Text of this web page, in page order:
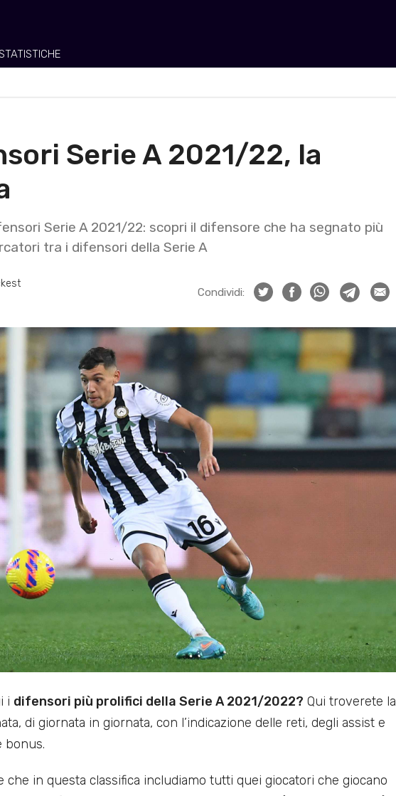
Serie A 2021/22, la
Serie A 2021/22: scopri il difensore che ha segnato più
tra i difensori della Serie A
Condividi:
i difensori più prolifici della Serie A 2021/2022? Qui troverete la
di giornata in giornata, con l’indicazione delle reti, degli assist e
bonus.
che in questa classifica includiamo tutti quei giocatori che giocano